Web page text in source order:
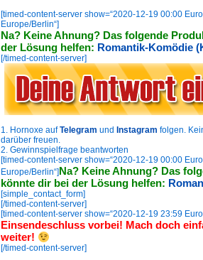
[timed-content-server show=“2020-12-19 00:00
Europe/Berlin“]
Na? Keine Ahnung? Das folgende
der Lösung helfen: Romantik-Komödie
[/timed-content-server]
1. Hornoxe aufTelegram und Instagram folgen.
darüber freuen.
2. Gewinnspielfrage beantworten
[timed-content-server show=“2020-12-19 00:00
Europe/Berlin“]Na? Keine Ahnung? Das
könnte dir bei der Lösung helfen:
[simple_contact_form]
[/timed-content-server]
[timed-content-server show=“2020-12-19 23:59
Einsendeschluss vorbei! Mach doch
weiter!
[/timed-content-server]